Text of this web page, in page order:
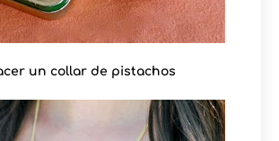
un collar de pistachos